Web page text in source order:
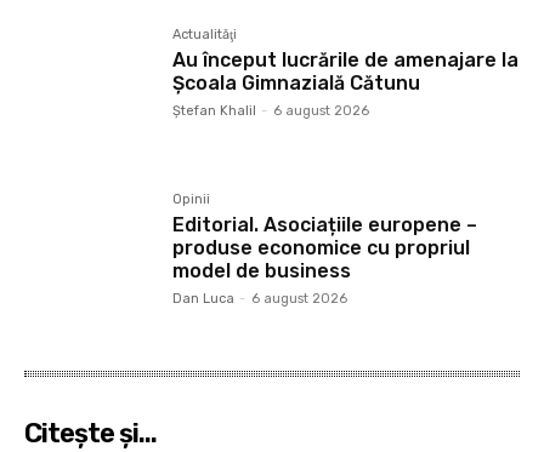
Actualităţi
Au început lucrările de amenajare la
Școala Gimnazială Cătunu
Ştefan Khalil - 6 august 2026
Opinii
Editorial. Asociațiile europene –
produse economice cu propriul
model de business
Dan Luca - 6 august 2026
Citeşte şi...